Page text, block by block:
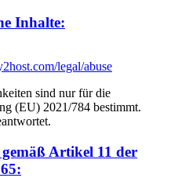
Inhalte:
legal/abuse
sind nur für die
(EU) 2021/784 bestimmt.
Artikel 11 der